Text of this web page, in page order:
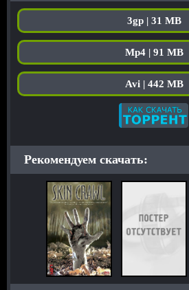
3gp | 31 MB
Mp4 | 91 MB
Avi | 442 MB
Рекомендуем скачать: